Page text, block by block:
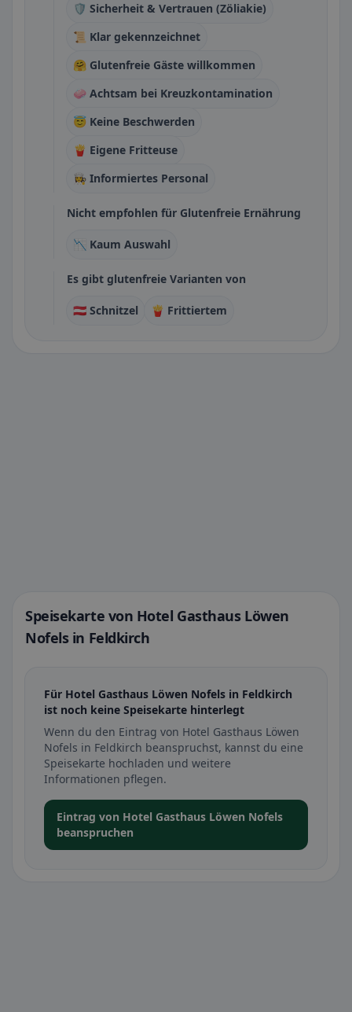
🛡️ Sicherheit & Vertrauen (Zöliakie)
📜 Klar gekennzeichnet
🤗 Glutenfreie Gäste willkommen
🧼 Achtsam bei Kreuzkontamination
😇 Keine Beschwerden
🍟 Eigene Fritteuse
👩‍🍳 Informiertes Personal
Nicht empfohlen für Glutenfreie Ernährung
📉 Kaum Auswahl
Es gibt glutenfreie Varianten von
🇦🇹 Schnitzel 🍟 Frittiertem
Speisekarte von Hotel Gasthaus Löwen
Nofels in Feldkirch
Für Hotel Gasthaus Löwen Nofels in Feldkirch
ist noch keine Speisekarte hinterlegt
Wenn du den Eintrag von Hotel Gasthaus Löwen
Nofels in Feldkirch beanspruchst, kannst du eine
Speisekarte hochladen und weitere
Informationen pflegen.
Eintrag von Hotel Gasthaus Löwen Nofels
beanspruchen